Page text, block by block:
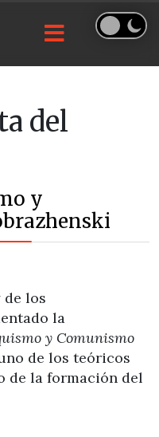
del
y
los
la
y Comunismo
de los teóricos
de la formación del